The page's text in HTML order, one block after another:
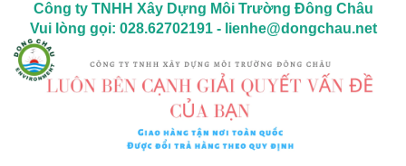
Công ty TNHH Xây Dựng Môi Trường Đông Châu
Vui lòng gọi: 028.62702191 - lienhe@dongchau.net